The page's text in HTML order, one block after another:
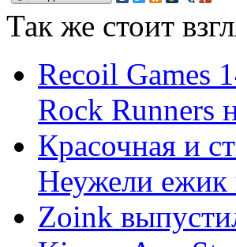
Так же стоит
Recoil Games
Rock Runners
Красочная и
Неужели ежик
Zoink